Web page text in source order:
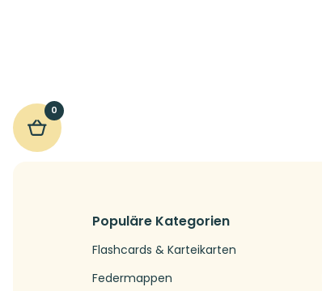
0
Populäre Kategorien
Flashcards & Karteikarten
Federmappen